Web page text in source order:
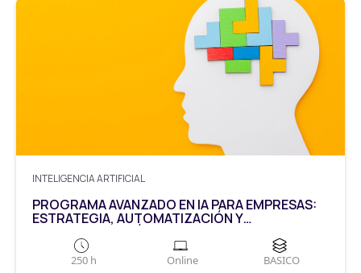
INTELIGENCIA ARTIFICIAL
PROGRAMA AVANZADO EN IA PARA EMPRESAS:
ESTRATEGIA, AUTOMATIZACIÓN Y
TRANSFORMACIÓN DIGITAL
250 h Online BASICO